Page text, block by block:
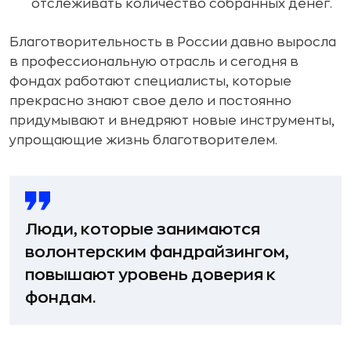
отслеживать количество собранных денег.
Благотворительность в России давно выросла
в профессиональную отрасль и сегодня в
фондах работают специалисты, которые
прекрасно знают свое дело и постоянно
придумывают и внедряют новые инструменты,
упрощающие жизнь благотворителем.
Люди, которые занимаются
волонтерским фандрайзингом,
повышают уровень доверия к
фондам.